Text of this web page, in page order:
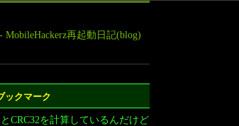
MobileHackerz再起動日記(blog)
CRC32を計算しているんだけど